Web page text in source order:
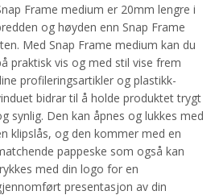
Frame medium er 20mm lengre i
og høyden enn Snap Frame
Med Snap Frame medium kan du
praktisk vis og med stil vise frem
profileringsartikler og plastikk-
bidrar til å holde produktet trygt
synlig. Den kan åpnes og lukkes med
klipslås, og den kommer med en
pappeske som også kan
med din logo for en
presentasjon av din